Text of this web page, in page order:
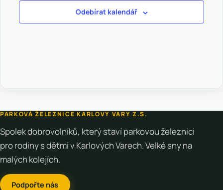
Odebírat kalendář
PARKOVÁ ŽELEZNICE KARLOVY VARY Z.S.
Spolek dobrovolníků, který staví parkovou železnici
pro rodiny s dětmi v Karlových Varech. Velké sny na
malých kolejích.
Podpořte nás